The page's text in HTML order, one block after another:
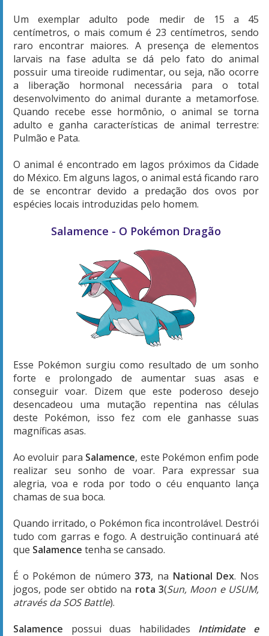
Um exemplar adulto pode medir de 15 a 45
centímetros, o mais comum é 23 centímetros, sendo
raro encontrar maiores. A presença de elementos
larvais na fase adulta se dá pelo fato do animal
possuir uma tireoide rudimentar, ou seja, não ocorre
a liberação hormonal necessária para o total
desenvolvimento do animal durante a metamorfose.
Quando recebe esse hormônio, o animal se torna
adulto e ganha características de animal terrestre:
Pulmão e Pata.
O animal é encontrado em lagos próximos da Cidade
do México. Em alguns lagos, o animal está ficando raro
de se encontrar devido a predação dos ovos por
espécies locais introduzidas pelo homem.
Salamence - O Pokémon Dragão
Esse Pokémon surgiu como resultado de um sonho
forte e prolongado de aumentar suas asas e
conseguir voar. Dizem que este poderoso desejo
desencadeou uma mutação repentina nas células
deste Pokémon, isso fez com ele ganhasse suas
magníficas asas.
Ao evoluir para Salamence, este Pokémon enfim pode
realizar seu sonho de voar. Para expressar sua
alegria, voa e roda por todo o céu enquanto lança
chamas de sua boca.
Quando irritado, o Pokémon fica incontrolável. Destrói
tudo com garras e fogo. A destruição continuará até
que Salamence tenha se cansado.
É o Pokémon de número 373, na National Dex. Nos
jogos, pode ser obtido na rota 3(Sun, Moon e USUM,
através da SOS Battle).
Salamence possui duas habilidades Intimidate e